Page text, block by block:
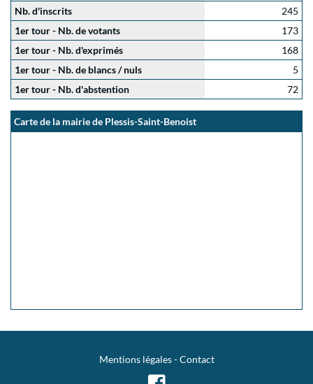
Nb. d'inscrits
245
1er tour - Nb. de votants
173
1er tour - Nb. d'exprimés
168
1er tour - Nb. de blancs / nuls
5
1er tour - Nb. d'abstention
72
Carte de la mairie de Plessis-Saint-Benoist
Mentions légales-Contact